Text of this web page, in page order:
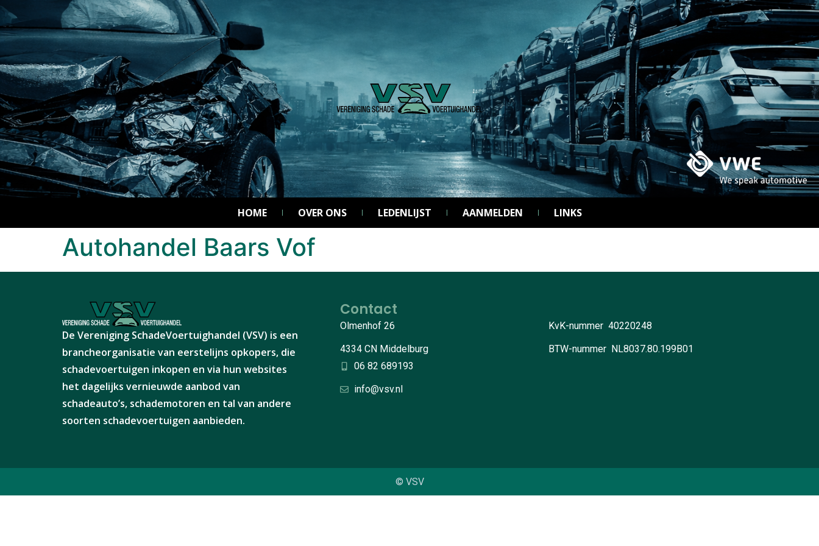
HOME OVER ONS LEDENLIJST AANMELDEN LINKS
Autohandel Baars Vof
De Vereniging SchadeVoertuighandel (VSV) is een
brancheorganisatie van eerstelijns opkopers, die
schadevoertuigen inkopen en via hun websites
het dagelijks vernieuwde aanbod van
schadeauto’s, schademotoren en tal van andere
soorten schadevoertuigen aanbieden.
Contact
Olmenhof 26
4334 CN Middelburg
06 82 689193
info@vsv.nl
KvK-nummer 40220248
BTW-nummer NL8037.80.199B01
© VSV